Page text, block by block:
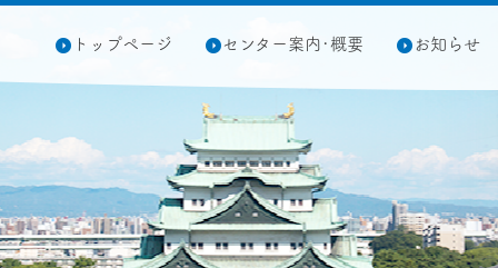
トップページ センター案内･概要 お知らせ